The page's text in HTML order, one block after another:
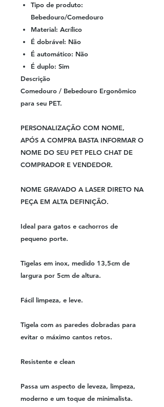
Tipo de produto:
Bebedouro/Comedouro
Material: Acrílico
É dobrável: Não
É automático: Não
É duplo: Sim
Descrição
Comedouro / Bebedouro Ergonômico
para seu PET.
PERSONALIZAÇÃO COM NOME,
APÓS A COMPRA BASTA INFORMAR O
NOME DO SEU PET PELO CHAT DE
COMPRADOR E VENDEDOR.
NOME GRAVADO A LASER DIRETO NA
PEÇA EM ALTA DEFINIÇÃO.
Ideal para gatos e cachorros de
pequeno porte.
Tigelas em inox, medido 13,5cm de
largura por 5cm de altura.
Fácil limpeza, e leve.
Tigela com as paredes dobradas para
evitar o máximo cantos retos.
Resistente e clean
Passa um aspecto de leveza, limpeza,
moderno e um toque de minimalista.